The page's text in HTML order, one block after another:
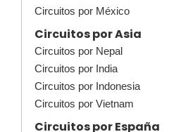
Circuitos por México
Circuitos por Asia
Circuitos por Nepal
Circuitos por India
Circuitos por Indonesia
Circuitos por Vietnam
Circuitos por España